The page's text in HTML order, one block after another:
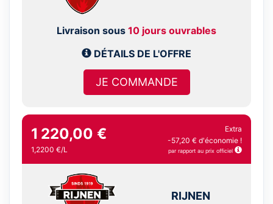
Livraison sous 10 jours ouvrables
DÉTAILS DE L'OFFRE
JE COMMANDE
1 220,00 €
1,2200 €/L
Extra
-57,20 € d'économie !
par rapport au prix officiel
RIJNEN